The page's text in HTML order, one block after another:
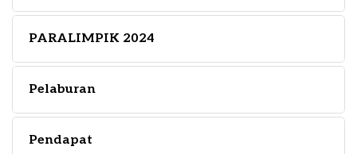
PARALIMPIK 2024
Pelaburan
Pendapat